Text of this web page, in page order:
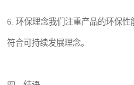
6. 环保理念我们注重产品的环保性
符合可持续发展理念。